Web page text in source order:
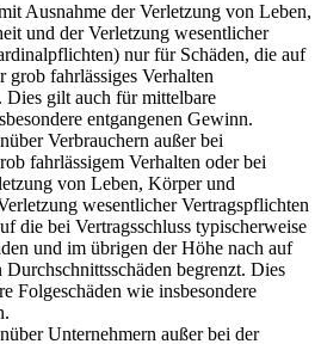
Ausnahme der Verletzung von Leben,
und der Verletzung wesentlicher
nur für Schäden, die auf
grob fahrlässiges Verhalten
Dies gilt auch für mittelbare
entgangenen Gewinn.
Verbrauchern außer bei
fahrlässigem Verhalten oder bei
von Leben, Körper und
wesentlicher Vertragspflichten
die bei Vertragsschluss typischerweise
und im übrigen der Höhe nach auf
Durchschnittsschäden begrenzt. Dies
Folgeschäden wie insbesondere
Unternehmern außer bei der